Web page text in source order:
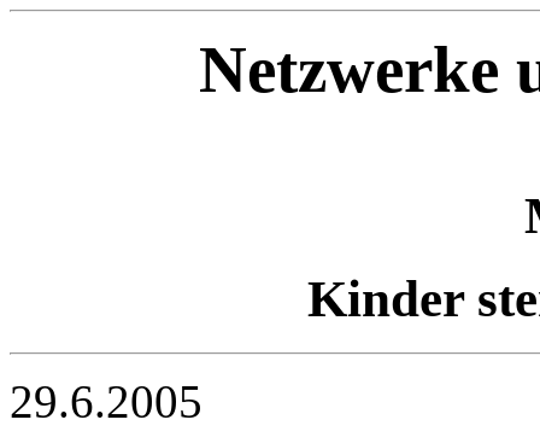
Netzwerke
Kinder
29.6.2005